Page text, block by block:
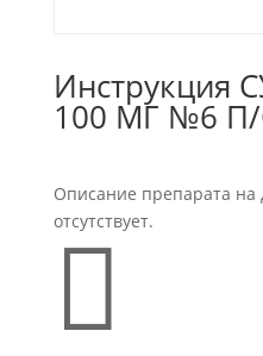
Инструкция
100 МГ №6
Описание препарата
отсутствует.
